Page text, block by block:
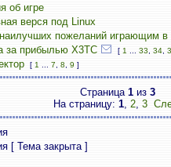
об игре
верся под Linux
пожеланий играющим в
за прибылью X3TC
[ 1 33 34
[ 1 7 8 9 ]
Страница 1 из 3
На страницу: 1, 2, 3
[ Тема закрыта ]